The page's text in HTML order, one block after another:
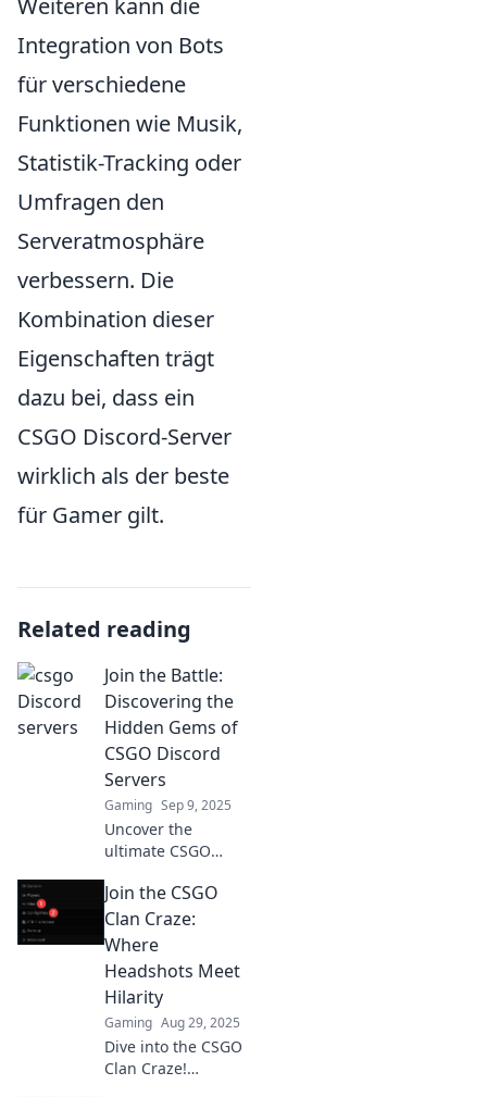
Weiteren kann die
Integration von Bots
für verschiedene
Funktionen wie Musik,
Statistik-Tracking oder
Umfragen den
Serveratmosphäre
verbessern. Die
Kombination dieser
Eigenschaften trägt
dazu bei, dass ein
CSGO Discord-Server
wirklich als der beste
für Gamer gilt.
Related reading
Join the Battle:
Discovering the
Hidden Gems of
CSGO Discord
Servers
Gaming Sep 9, 2025
Uncover the
ultimate CSGO
Join the battle for
exclusive tips,
strategies, and
hidden gems that
elevate your
gameplay.
Join the CSGO
Clan Craze:
Where
Headshots Meet
Hilarity
Gaming Aug 29, 2025
Dive into the CSGO
Clan Craze!